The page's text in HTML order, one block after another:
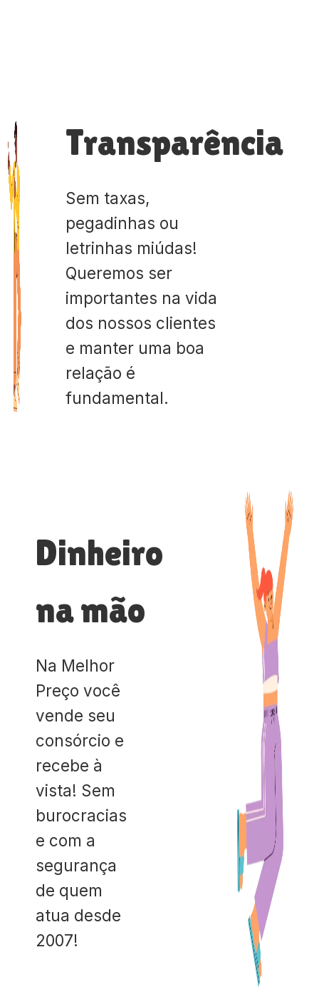
Transparência
Sem taxas,
pegadinhas ou
letrinhas miúdas!
Queremos ser
importantes na vida
dos nossos clientes
e manter uma boa
relação é
fundamental.
Dinheiro
na mão
Na Melhor
Preço você
vende seu
consórcio e
recebe à
vista! Sem
burocracias
e com a
segurança
de quem
atua desde
2007!